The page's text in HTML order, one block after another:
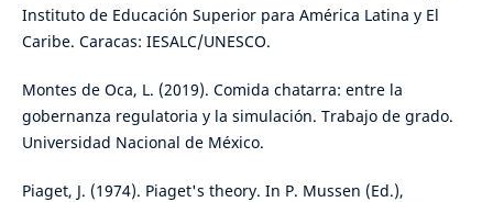
Instituto de Educación Superior para América Latina y El
Caribe. Caracas: IESALC/UNESCO.
Montes de Oca, L. (2019). Comida chatarra: entre la
gobernanza regulatoria y la simulación. Trabajo de grado.
Universidad Nacional de México.
Piaget, J. (1974). Piaget's theory. In P. Mussen (Ed.),